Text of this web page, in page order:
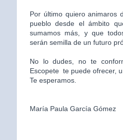
Por último quiero animaros
pueblo desde el ámbito
sumamos más, y que
serán semilla de un futuro
No lo dudes, no te
Escopete te puede ofrecer,
Te esperamos.
María Paula García Gómez